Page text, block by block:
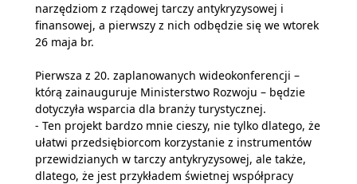
narzędziom z rządowej tarczy antykryzysowej i
finansowej, a pierwszy z nich odbędzie się we wtorek
26 maja br.
Pierwsza z 20. zaplanowanych wideokonferencji –
którą zainauguruje Ministerstwo Rozwoju – będzie
dotyczyła wsparcia dla branży turystycznej.
- Ten projekt bardzo mnie cieszy, nie tylko dlatego, że
ułatwi przedsiębiorcom korzystanie z instrumentów
przewidzianych w tarczy antykryzysowej, ale także,
dlatego, że jest przykładem świetnej współpracy